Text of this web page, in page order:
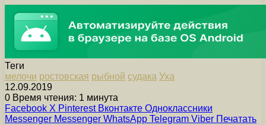
Теги
мелочи ростовская рыбной судака Уха
12.09.2019
0 Время чтения: 1 минута
Facebook X Pinterest Вконтакте Одноклассники
Messenger Messenger WhatsApp Telegram Viber Печатать